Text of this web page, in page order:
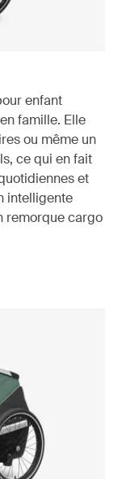
enfant
famille. Elle
ou même un
ce qui en fait
et
intelligente
remorque cargo